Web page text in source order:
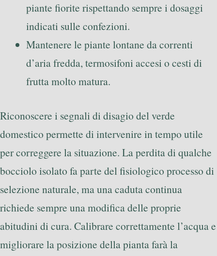
piante fiorite rispettando sempre i dosaggi
indicati sulle confezioni.
Mantenere le piante lontane da correnti
d’aria fredda, termosifoni accesi o cesti di
frutta molto matura.
Riconoscere i segnali di disagio del verde
domestico permette di intervenire in tempo utile
per correggere la situazione. La perdita di qualche
bocciolo isolato fa parte del fisiologico processo di
selezione naturale, ma una caduta continua
richiede sempre una modifica delle proprie
abitudini di cura. Calibrare correttamente l’acqua e
migliorare la posizione della pianta farà la